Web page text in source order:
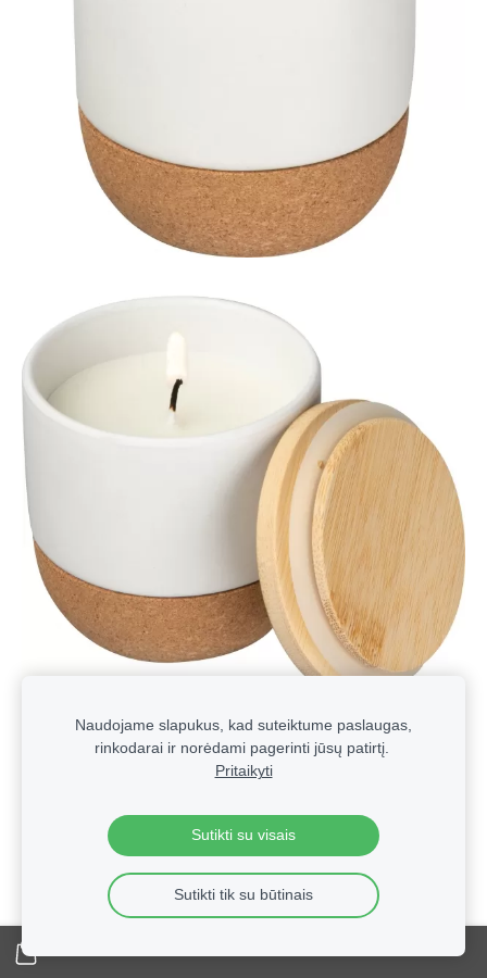
Naudojame slapukus, kad suteiktume paslaugas,
rinkodarai ir norėdami pagerinti jūsų patirtį.
Pritaikyti
Sutikti su visais
Sutikti tik su būtinais